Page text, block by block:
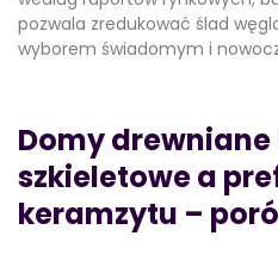
pozwala zredukować ślad
wyborem świadomym i
Domy
szkieletowe a
keramzytu –